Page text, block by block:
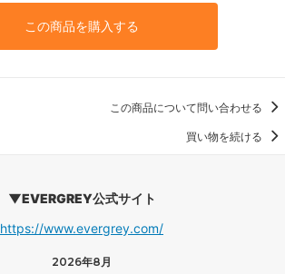
この商品を購入する
この商品について問い合わせる
買い物を続ける
▼EVERGREY公式サイト
https://www.evergrey.com/
2026年8月